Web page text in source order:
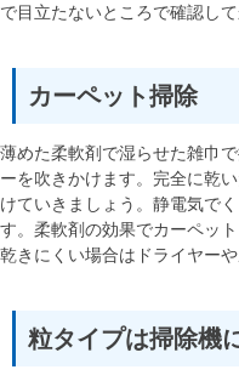
で目立たないところで確認し
カーペット掃除
薄めた柔軟剤で湿らせた雑巾
ーを吹きかけます。完全に乾
けていきましょう。静電気で
す。柔軟剤の効果でカーペッ
乾きにくい場合はドライヤー
粒タイプは掃除機